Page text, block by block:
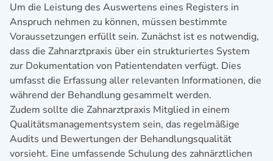
Um die Leistung des Auswertens eines Registers in
Anspruch nehmen zu können, müssen bestimmte
Voraussetzungen erfüllt sein. Zunächst ist es notwendig,
dass die Zahnarztpraxis über ein strukturiertes System
zur Dokumentation von Patientendaten verfügt. Dies
umfasst die Erfassung aller relevanten Informationen, die
während der Behandlung gesammelt werden.
Zudem sollte die Zahnarztpraxis Mitglied in einem
Qualitätsmanagementsystem sein, das regelmäßige
Audits und Bewertungen der Behandlungsqualität
vorsieht. Eine umfassende Schulung des zahnärztlichen